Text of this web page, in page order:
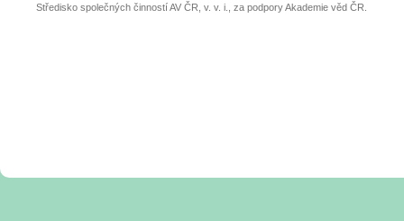
Středisko společných činností AV ČR, v. v. i., za podpory Akademie věd ČR.